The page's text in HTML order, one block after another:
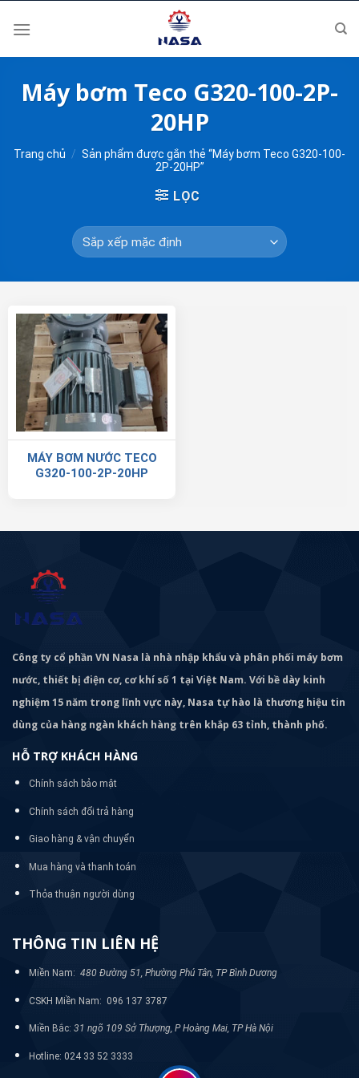
Máy bơm Teco G320-100-2P-
20HP
Trang chủ / Sản phẩm được gắn thẻ “Máy bơm Teco G320-100-
2P-20HP”
LỌC
MÁY BƠM NƯỚC TECO
G320-100-2P-20HP
Công ty cổ phần VN Nasa là nhà nhập khẩu và phân phối máy bơm
nước, thiết bị điện cơ, cơ khí số 1 tại Việt Nam. Với bề dày kinh
nghiệm 15 năm trong lĩnh vực này, Nasa tự hào là thương hiệu tin
dùng của hàng ngàn khách hàng trên khắp 63 tỉnh, thành phố.
HỖ TRỢ KHÁCH HÀNG
Chính sách bảo mật
Chính sách đổi trả hàng
Giao hàng & vận chuyển
Mua hàng và thanh toán
Thỏa thuận người dùng
THÔNG TIN LIÊN HỆ
Miền Nam: 480 Đường 51, Phường Phú Tân, TP Bình Dương
CSKH Miền Nam: 096 137 3787
Miền Bắc: 31 ngõ 109 Sở Thượng, P Hoàng Mai, TP Hà Nội
Hotline: 024 33 52 3333